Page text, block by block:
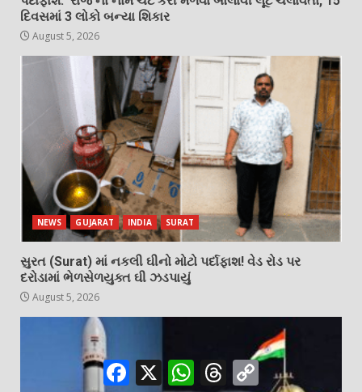
દિવસમાં 3 લોકો બન્યા શિકાર
August 5, 2026
NEWS GUJARAT INDIA SURAT
સુરત (Surat) માં નકલી ઘીનો મોટો પર્દાફાશ! વેડ રોડ પર
દરોડામાં ભેળસેળયુક્ત ઘી ઝડપાયું
August 5, 2026
Facebook
X WhatsApp
ThreadsCopy
Link